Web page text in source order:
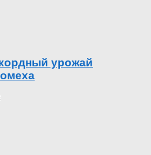
урожай